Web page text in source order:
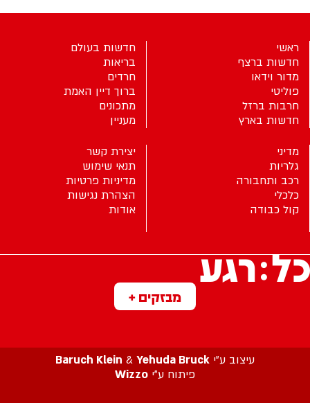
מבזקים +
ראשי
חדשות ברצף
מדור וידאו
פוליטי
חרבות ברזל
חדשות בארץ
חדשות בעולם
בריאות
חרדים
ברוך דיין האמת
מתכונים
מעניין
מדיני
גלריות
רכב ותחבורה
כלכלי
קול כבודה
יצירת קשר
תנאי שימוש
מדיניות פרטיות
הצהרת נגישות
אודות
עיצוב ע”י Baruch Klein & Yehuda Bruck
פיתוח ע”י Wizzo